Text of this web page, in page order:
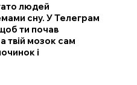
людей
сну. У Телеграм
ти почав
твій мозок сам
і